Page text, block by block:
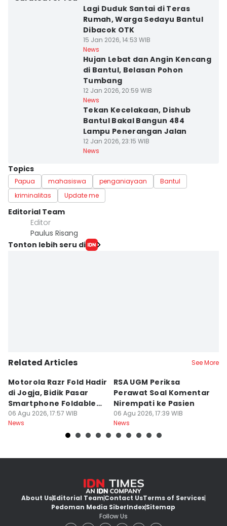
Lagi Duduk Santai di Teras
Rumah, Warga Sedayu Bantul
Dibacok OTK
15 Jan 2026, 14:53 WIB
News
Hujan Lebat dan Angin Kencang
di Bantul, Belasan Pohon
Tumbang
12 Jan 2026, 20:59 WIB
News
Tekan Kecelakaan, Dishub
Bantul Bakal Bangun 484
Lampu Penerangan Jalan
12 Jan 2026, 23:15 WIB
News
Topics
Papua mahasiswa penganiayaan
Bantul
kriminalitas
Update me
Editorial Team
Editor
Paulus Risang
Tonton lebih seru di
Related Articles See More
Motorola Razr Fold Hadir
di Jogja, Bidik Pasar
Smartphone Foldable
Premium
06 Agu 2026, 17:57 WIB
News
RSA UGM Periksa
Perawat Soal Komentar
Nirempati ke Pasien
06 Agu 2026, 17:39 WIB
News
About UsEditorial TeamContact UsTerms of Services
Pedoman Media SiberIndexSitemap
Follow Us